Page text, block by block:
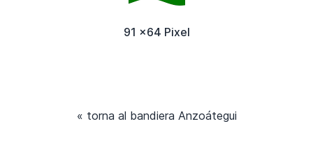
91 x64 Pixel
« torna al bandiera Anzoátegui